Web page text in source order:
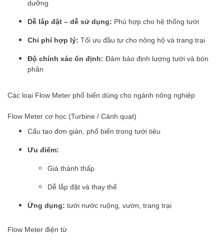
dưỡng
Dễ lắp đặt – dễ sử dụng: Phù hợp cho hệ thống tưới
Chi phí hợp lý: Tối ưu đầu tư cho nông hộ và trang trại
Độ chính xác ổn định: Đảm bảo định lượng tưới và bón
phân
Các loại Flow Meter phổ biến dùng cho ngành nông nghiệp
Flow Meter cơ học (Turbine / Cánh quạt)
Cấu tạo đơn giản, phổ biến trong tưới tiêu
Ưu điểm:
Giá thành thấp
Dễ lắp đặt và thay thế
Ứng dụng: tưới nước ruộng, vườn, trang trại
Flow Meter điện từ